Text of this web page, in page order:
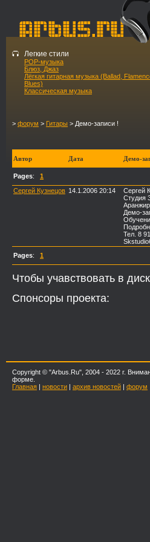
Легкие стили
POP-музыка
Блюз, Джаз
Лёгкая гитарная музыка (Ballad,
Blues)
Классическая музыка
> форум > Гитары > Демо-записи !
Автор Дата Демо-
Pages: 1
Сергей Кузнецов 14.1.2006 20:14
Сергей
Студия
Демо-
Тел. 8
Pages: 1
Чтобы учавствовать в
Спонсоры проекта:
Copyright © "Arbus.Ru", 2004 - 2022 г.
форме.
Главная | новости | архив новостей | форум